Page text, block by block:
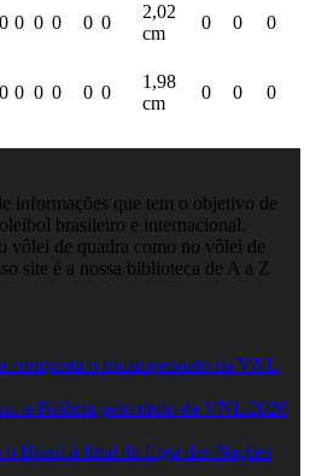
0 0 0 0 0 0
2,02
cm
0 0 0
0 0 0 0 0 0
1,98
cm
0 0 0
informações que tem o objetivo de
brasileiro e internacional.
vôlei de quadra como no vôlei de
site é a nossa biblioteca de A a Z
conquista o tricampeonato da VNL
a Polônia pelo título da VNL 2026
o Brasil à final da Liga das Nações